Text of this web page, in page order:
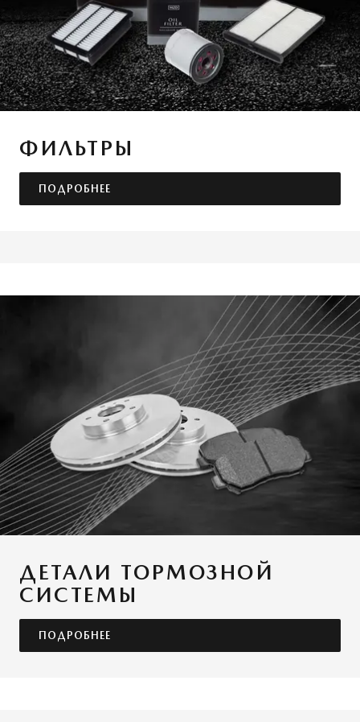
ФИЛЬТРЫ
ПОДРОБНЕЕ
ДЕТАЛИ ТОРМОЗНОЙ
СИСТЕМЫ
ПОДРОБНЕЕ